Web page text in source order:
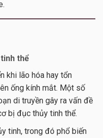
thể
khi lão hóa hay tổn
ống kính mắt. Một số
di truyền gây ra vấn đề
bị đục thủy tinh thể.
tinh, trong đó phổ biến